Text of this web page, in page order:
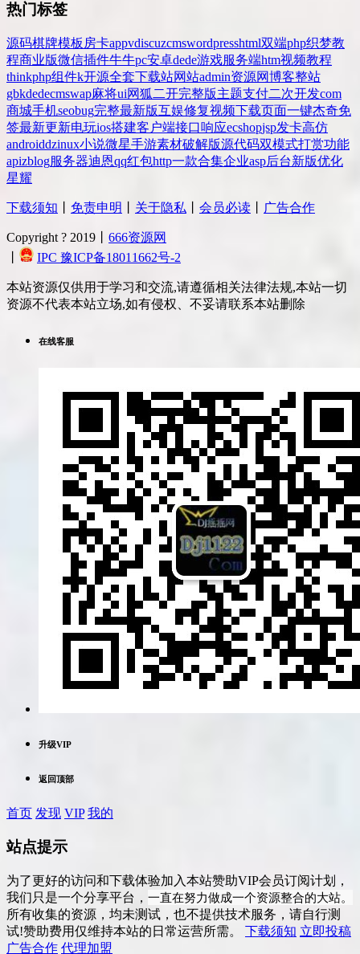
热门标签
源码棋牌模板 房卡appvdiscuzcmswordpresshtml双端php织梦教
程商业版微信插件牛牛pc安卓dede游戏服务端htm视频教程
thinkphp组件k开源全套下载站网站admin资源网博客整站
gbkdedecmswap麻将ui网狐 二开完整版主题支付二次开发com
商城手机seobug完整最新版互娱修复视频下载页面一键杰奇免
签最新更新电玩ios搭建客户端接口响应ecshopjsp发卡高仿
androiddzinux小说微星手游素材破解版源代码双模式打赏功能
apizblog服务器迪恩qq红包http一款合集企业asp后台新版优化
星耀
下载须知 免责申明 关于隐私 会员必读 广告合作
Copyright ? 2019丨 666资源网
IPC 豫ICP备18011662号-2
本站资源仅供用于学习和交流,请遵循相关法律法规,本站一切
资源不代表本站立场,如有侵权、不妥请联系本站删除
在线客服
升级VIP
返回顶部
首页 发现 VIP 我的
站点提示
为了更好的访问和下载体验加入本站赞助VIP会员订阅计划，
我们只是一个分享平台， 一直在努力做成一个资源整合的大站。
所有收集的资源，均未测试，也不提供技术服务，请自行测
试!赞助费用仅维持本站的日常运营所需。 下载须知 立即投稿
广告合作 代理加盟